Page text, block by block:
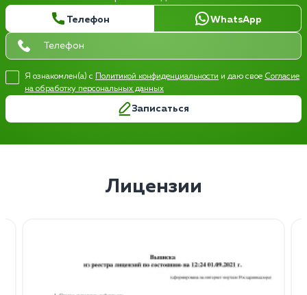
Телефон WhatsApp
Я ознакомлен(а) с Политикой конфиденциальности и даю свое Согласие
на обработку персональных данных
Записаться
Лицензии